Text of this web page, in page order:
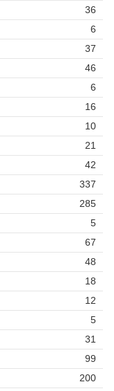
36
6
37
46
6
16
10
21
42
337
285
5
67
48
18
12
5
31
99
200